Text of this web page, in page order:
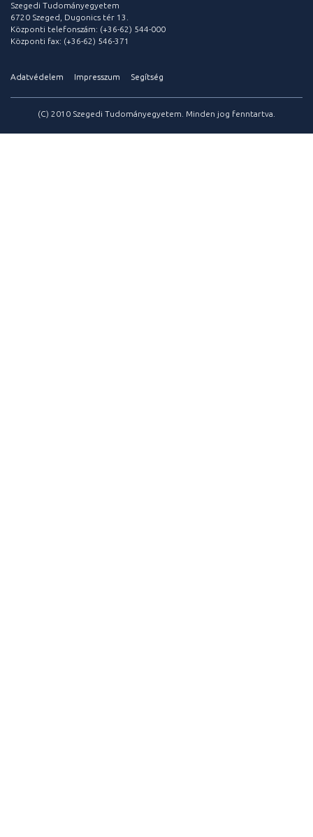
Szegedi Tudományegyetem
6720 Szeged, Dugonics tér 13.
Központi telefonszám: (+36-62) 544-000
Központi fax: (+36-62) 546-371
Adatvédelem Impresszum Segítség
(C) 2010 Szegedi Tudományegyetem. Minden jog fenntartva.